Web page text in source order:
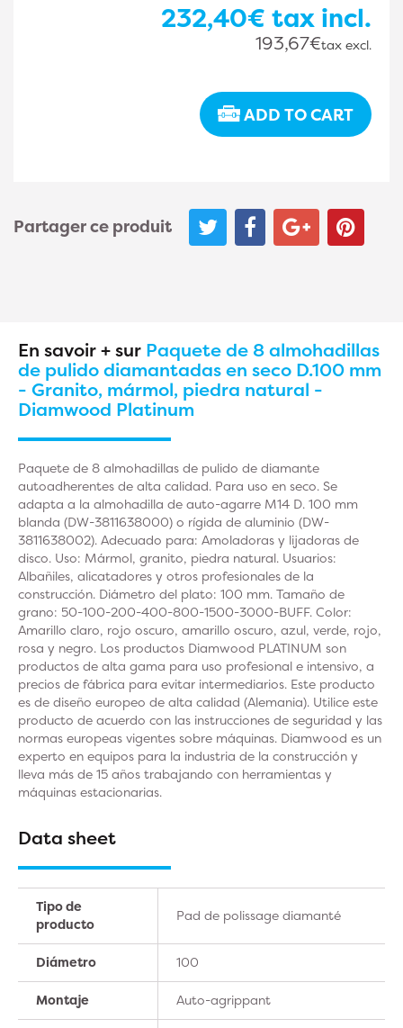
232,40€ tax incl.
193,67€tax excl.
ADD TO CART
Partager ce produit
En savoir + sur Paquete de 8 almohadillas
de pulido diamantadas en seco D.100 mm
- Granito, mármol, piedra natural -
Diamwood Platinum
Paquete de 8 almohadillas de pulido de diamante
autoadherentes de alta calidad. Para uso en seco. Se
adapta a la almohadilla de auto-agarre M14 D. 100 mm
blanda (DW-3811638000) o rígida de aluminio (DW-
3811638002). Adecuado para: Amoladoras y lijadoras de
disco. Uso: Mármol, granito, piedra natural. Usuarios:
Albañiles, alicatadores y otros profesionales de la
construcción. Diámetro del plato: 100 mm. Tamaño de
grano: 50-100-200-400-800-1500-3000-BUFF. Color:
Amarillo claro, rojo oscuro, amarillo oscuro, azul, verde, rojo,
rosa y negro. Los productos Diamwood PLATINUM son
productos de alta gama para uso profesional e intensivo, a
precios de fábrica para evitar intermediarios. Este producto
es de diseño europeo de alta calidad (Alemania). Utilice este
producto de acuerdo con las instrucciones de seguridad y las
normas europeas vigentes sobre máquinas. Diamwood es un
experto en equipos para la industria de la construcción y
lleva más de 15 años trabajando con herramientas y
máquinas estacionarias.
Data sheet
Tipo de
producto
Pad de polissage diamanté
Diámetro 100
Montaje Auto-agrippant